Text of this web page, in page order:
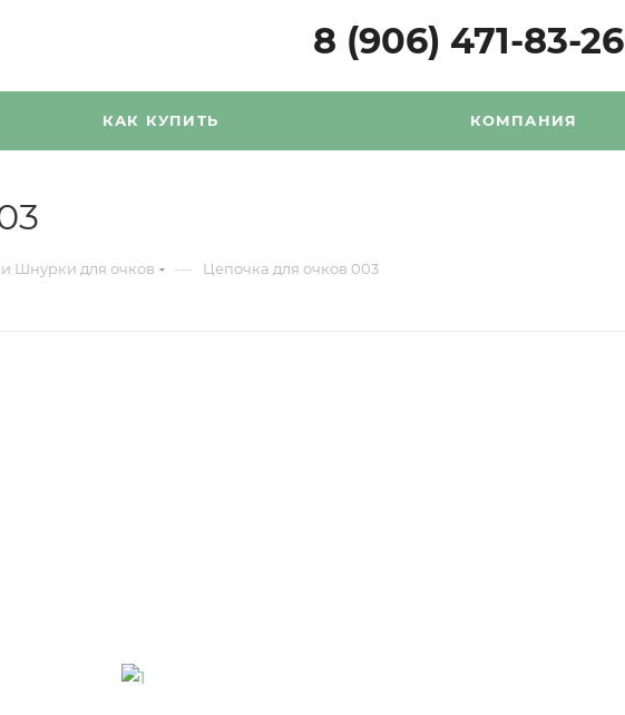
8 (906) 471-83-26
КАК КУПИТЬ КОМПАНИЯ
Шнурки для очков — Цепочка для очков 003